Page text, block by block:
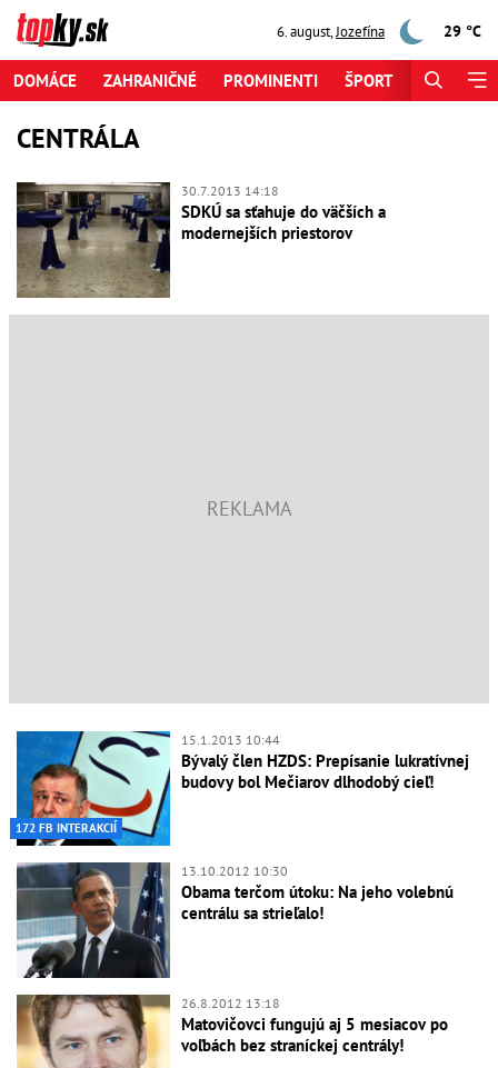
6. august,Jozefína 29 °C
DOMÁCE ZAHRANIČNÉ PROMINENTI ŠPORT
CENTRÁLA
30.7.2013 14:18
SDKÚ sa sťahuje do väčších a
modernejších priestorov
172 FB INTERAKCIÍ
15.1.2013 10:44
Bývalý člen HZDS: Prepísanie lukratívnej
budovy bol Mečiarov dlhodobý cieľ!
13.10.2012 10:30
Obama terčom útoku: Na jeho volebnú
centrálu sa strieľalo!
26.8.2012 13:18
Matovičovci fungujú aj 5 mesiacov po
voľbách bez straníckej centrály!